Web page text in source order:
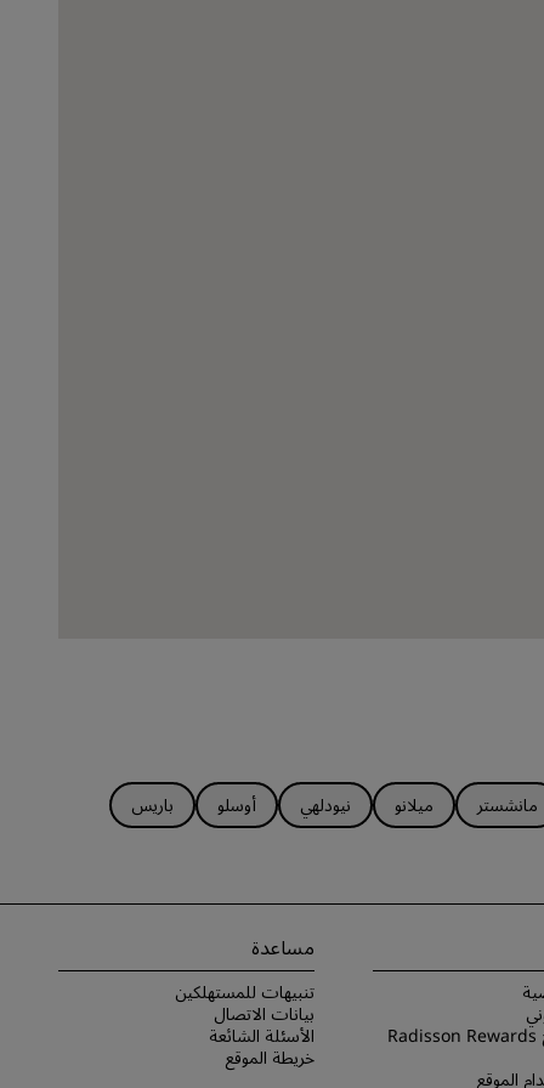
مانشستر ميلانو نيودلهي أوسلو
باريس
شروط برنامج Radisson Rewards
الموقع
مساعدة
تنبيهات للمستهلكين
بيانات الاتصال
الأسئلة الشائعة
خريطة الموقع